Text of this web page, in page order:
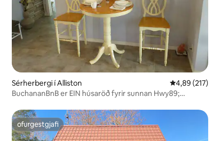
Sérherbergi í Alliston 4,89 af 5 í
4,89 (217)
BuchananBnB er EIN húsaröð fyrir sunnan Hwy89;
ofurgestgjafi
ofurgestgjafi